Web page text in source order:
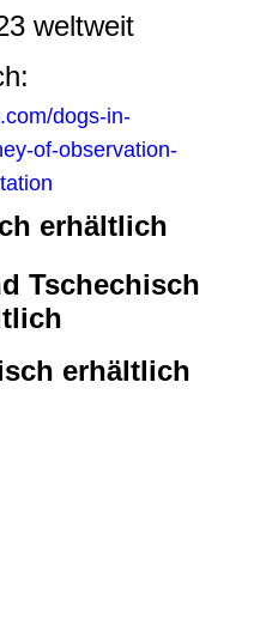
weltweit
dogs-in-
of-observation-
erhältlich
Tschechisch
erhältlich